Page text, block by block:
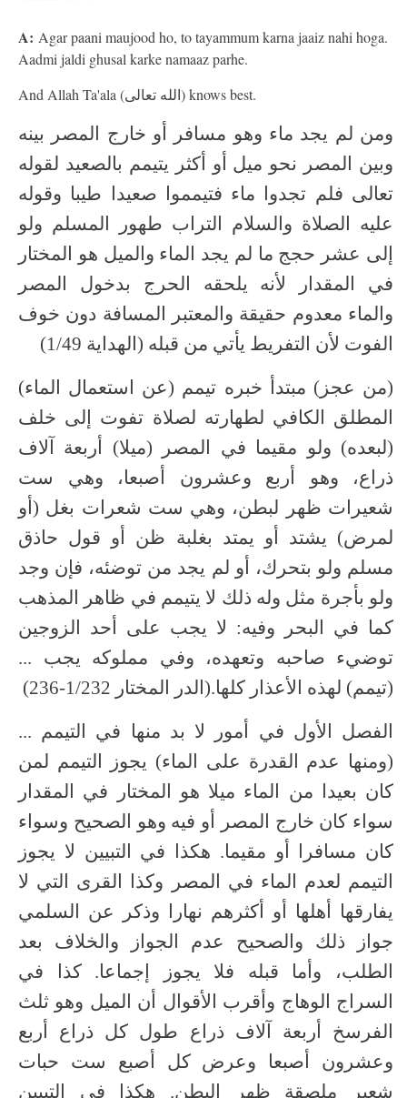
A: Agar paani maujood ho, to tayammum karna jaaiz nahi hoga.
Aadmi jaldi ghusal karke namaaz parhe.
And Allah Ta'ala (الله تعالى) knows best.
ومن لم يجد ماء وهو مسافر أو خارج المصر بينه
وبين المصر نحو ميل أو أكثر يتيمم بالصعيد لقوله
تعالى فلم تجدوا ماء فتيمموا صعيدا طيبا وقوله
عليه الصلاة والسلام التراب طهور المسلم ولو
إلى عشر حجج ما لم يجد الماء والميل هو المختار
في المقدار لأنه يلحقه الحرج بدخول المصر
والماء معدوم حقيقة والمعتبر المسافة دون خوف
الفوت لأن التفريط يأتي من قبله (الهداية 1/49)
(من عجز) مبتدأ خبره تيمم (عن استعمال الماء)
المطلق الكافي لطهارته لصلاة تفوت إلى خلف
(لبعده) ولو مقيما في المصر (ميلا) أربعة آلاف
ذراع، وهو أربع وعشرون أصبعا، وهي ست
شعيرات ظهر لبطن، وهي ست شعرات بغل (أو
لمرض) يشتد أو يمتد بغلبة ظن أو قول حاذق
مسلم ولو بتحرك، أو لم يجد من توضئه، فإن وجد
ولو بأجرة مثل وله ذلك لا يتيمم في ظاهر المذهب
كما في البحر وفيه: لا يجب على أحد الزوجين
توضيء صاحبه وتعهده، وفي مملوكه يجب ...
(تيمم) لهذه الأعذار كلها.(الدر المختار 1/232-236)
الفصل الأول في أمور لا بد منها في التيمم ...
(ومنها عدم القدرة على الماء) يجوز التيمم لمن
كان بعيدا من الماء ميلا هو المختار في المقدار
سواء كان خارج المصر أو فيه وهو الصحيح وسواء
كان مسافرا أو مقيما. هكذا في التبيين لا يجوز
التيمم لعدم الماء في المصر وكذا القرى التي لا
يفارقها أهلها أو أكثرهم نهارا وذكر عن السلمي
جواز ذلك والصحيح عدم الجواز والخلاف بعد
الطلب، وأما قبله فلا يجوز إجماعا. كذا في
السراج الوهاج وأقرب الأقوال أن الميل وهو ثلث
الفرسخ أربعة آلاف ذراع طول كل ذراع أربع
وعشرون أصبعا وعرض كل أصبع ست حبات
شعير ملصقة ظهر البطن. هكذا في التبيين